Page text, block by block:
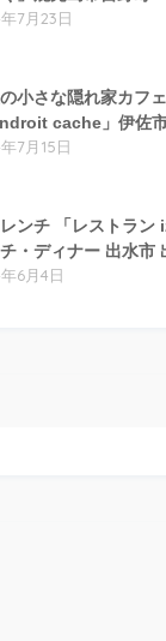
7月23日
小さな隠れ家カフ
cache」伊佐
7月15日
ンチ 「レストラン
・ディナー 出水市
6月4日